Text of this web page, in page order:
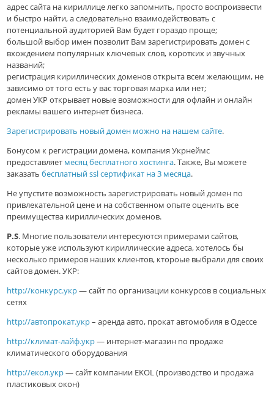
адрес сайта на кириллице легко запомнить, просто воспроизвести
и быстро найти, а следовательно взаимодействовать с
потенциальной аудиторией Вам будет гораздо проще;
большой выбор имен позволит Вам зарегистрировать домен с
вхождением популярных ключевых слов, коротких и звучных
названий;
регистрация кириллических доменов открыта всем желающим, не
зависимо от того есть у вас торговая марка или нет;
домен УКР открывает новые возможности для офлайн и онлайн
рекламы вашего интернет бизнеса.
Зарегистрировать новый домен можно на нашем сайте.
Бонусом к регистрации домена, компания Укрнеймс
предоставляет месяц бесплатного хостинга. Также, Вы можете
заказатьбесплатный ssl сертификат на 3 месяца.
Не упустите возможность зарегистрировать новый домен по
привлекательной цене и на собственном опыте оценить все
преимущества кириллических доменов.
P.S. Многие пользователи интересуются примерами сайтов,
которые уже используют кириллические адреса, хотелось бы
несколько примеров наших клиентов, ктороые выбрали для своих
сайтов домен. УКР:
http://конкурс.укр— сайт по организации конкурсов в социальных
сетях
http://автопрокат.укр– аренда авто, прокат автомобиля в Одессе
http://климат-лайф.укр— интернет-магазин по продаже
климатического оборудования
http://екол.укр— сайт компании EKOL (производство и продажа
пластиковых окон)